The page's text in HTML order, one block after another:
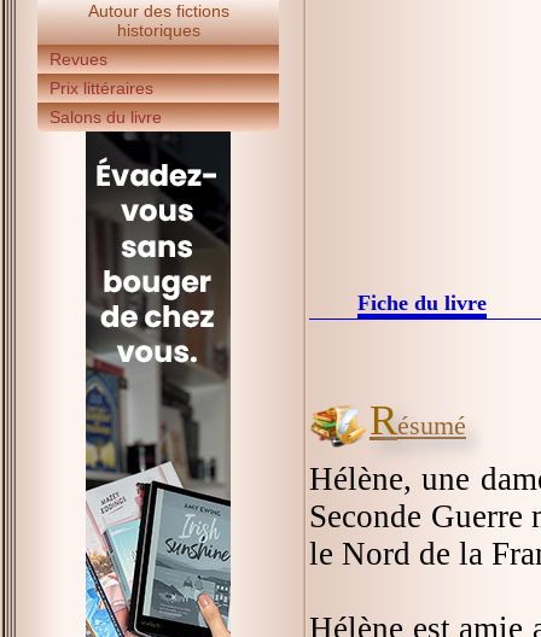
Autour des fictions
historiques
Revues
Prix littéraires
Salons du livre
Fiche du livre
Résumé
Hélène, une
Seconde
le Nord de la
Hélène est